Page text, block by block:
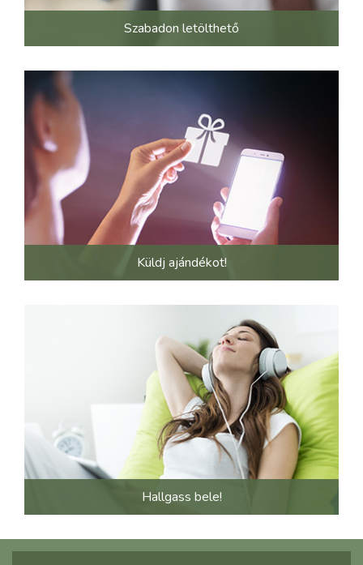
Szabadon letölthető
Küldj ajándékot!
Hallgass bele!